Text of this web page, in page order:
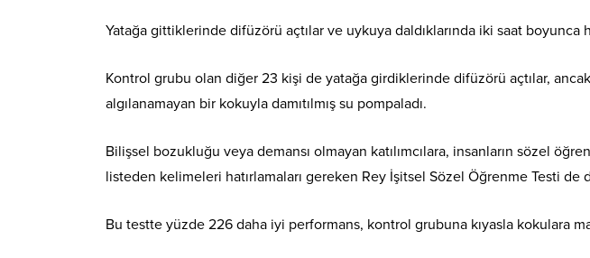
Yatağa gittiklerinde difüzörü açtılar ve uykuya daldıklarında iki saat boyunca
Kontrol grubu olan diğer 23 kişi de yatağa girdiklerinde difüzörü açtılar,
algılanamayan bir kokuyla damıtılmış su pompaladı.
Bilişsel bozukluğu veya demansı olmayan katılımcılara, insanların sözel
listeden kelimeleri hatırlamaları gereken Rey İşitsel Sözel Öğrenme Testi
Bu testte yüzde 226 daha iyi performans, kontrol grubuna kıyasla kokulara